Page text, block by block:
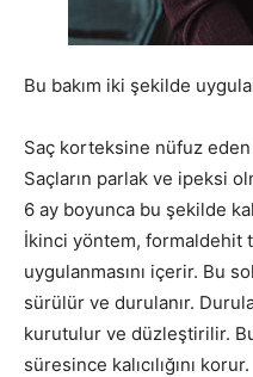
Bu bakım iki şekilde
Saç korteksine nüfuz eden
Saçların parlak ve ipeksi
6 ay boyunca bu şekilde
İkinci yöntem, formaldehit
uygulanmasını içerir. Bu
sürülür ve durulanır.
kurutulur ve düzleştirilir.
süresince kalıcılığını korur.